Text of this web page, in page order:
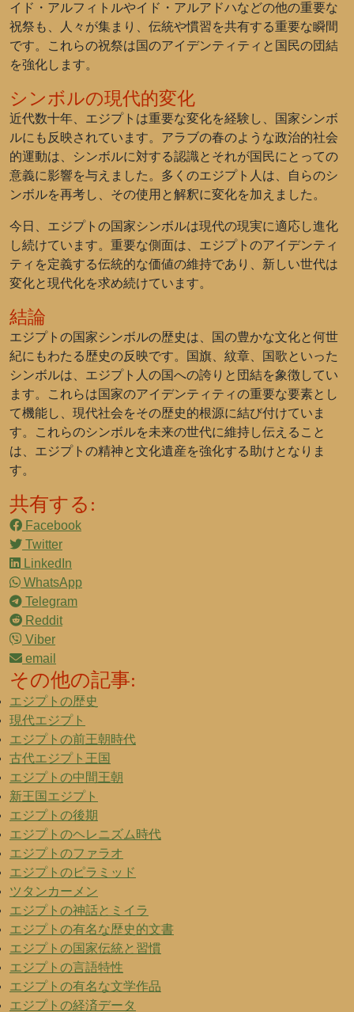
イド・アルフィトルやイド・アルアドハなどの他の重要な
祝祭も、人々が集まり、伝統や慣習を共有する重要な瞬間
です。これらの祝祭は国のアイデンティティと国民の団結
を強化します。
シンボルの現代的変化
近代数十年、エジプトは重要な変化を経験し、国家シンボ
ルにも反映されています。アラブの春のような政治的社会
的運動は、シンボルに対する認識とそれが国民にとっての
意義に影響を与えました。多くのエジプト人は、自らのシ
ンボルを再考し、その使用と解釈に変化を加えました。
今日、エジプトの国家シンボルは現代の現実に適応し進化
し続けています。重要な側面は、エジプトのアイデンティ
ティを定義する伝統的な価値の維持であり、新しい世代は
変化と現代化を求め続けています。
結論
エジプトの国家シンボルの歴史は、国の豊かな文化と何世
紀にもわたる歴史の反映です。国旗、紋章、国歌といった
シンボルは、エジプト人の国への誇りと団結を象徴してい
ます。これらは国家のアイデンティティの重要な要素とし
て機能し、現代社会をその歴史的根源に結び付けていま
す。これらのシンボルを未来の世代に維持し伝えること
は、エジプトの精神と文化遺産を強化する助けとなりま
す。
共有する:
Facebook
Twitter
LinkedIn
WhatsApp
Telegram
Reddit
Viber
email
その他の記事:
エジプトの歴史
現代エジプト
エジプトの前王朝時代
古代エジプト王国
エジプトの中間王朝
新王国エジプト
エジプトの後期
エジプトのヘレニズム時代
エジプトのファラオ
エジプトのピラミッド
ツタンカーメン
エジプトの神話とミイラ
エジプトの有名な歴史的文書
エジプトの国家伝統と習慣
エジプトの言語特性
エジプトの有名な文学作品
エジプトの経済データ